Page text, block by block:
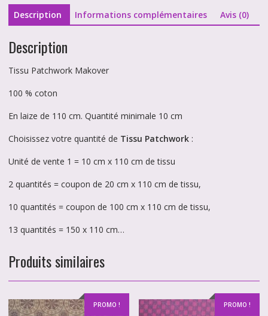
2618
Description Informations complémentaires Avis (0)
Description
Tissu Patchwork Makover
100 % coton
En laize de 110 cm. Quantité minimale 10 cm
Choisissez votre quantité de Tissu Patchwork:
Unité de vente 1 = 10 cm x 110 cm de tissu
2 quantités = coupon de 20 cm x 110 cm de tissu,
10 quantités = coupon de 100 cm x 110 cm de tissu,
13 quantités = 150 x 110 cm…
Produits similaires
PROMO ! PROMO !